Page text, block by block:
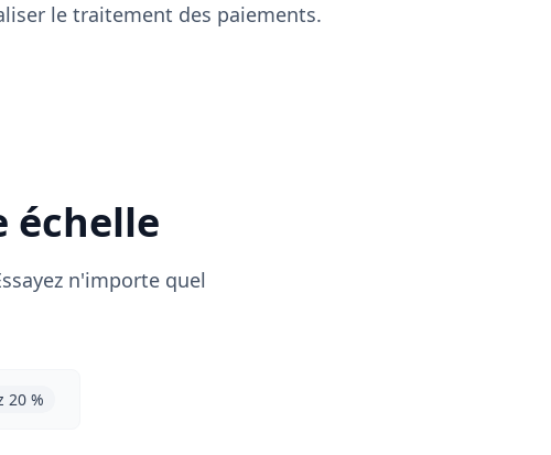
le traitement des paiements.
échelle
n'importe quel
20 %